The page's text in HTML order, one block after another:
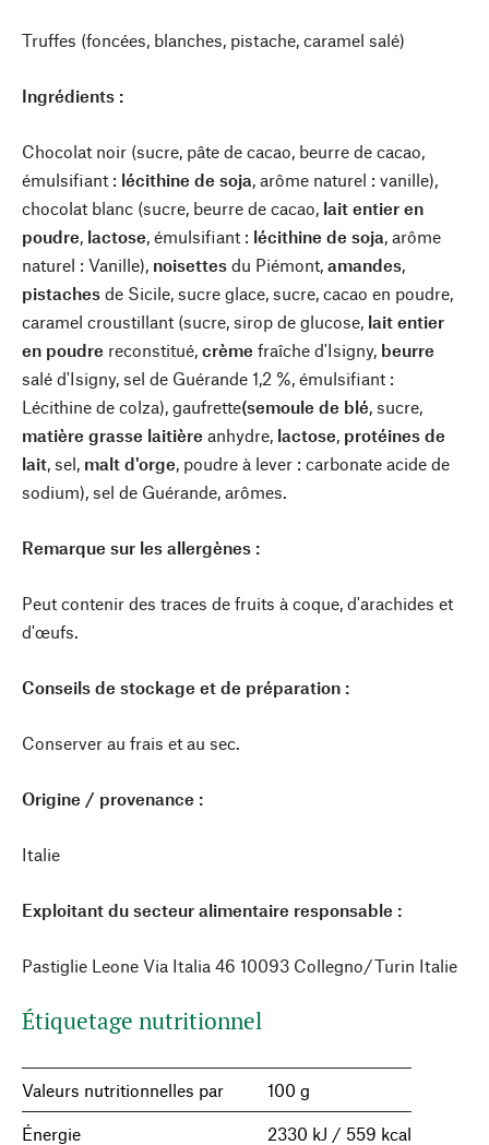
Truffes (foncées, blanches, pistache, caramel salé)
Ingrédients :
Chocolat noir (sucre, pâte de cacao, beurre de cacao,
émulsifiant : lécithine de soja, arôme naturel : vanille),
chocolat blanc (sucre, beurre de cacao, lait entier en
poudre, lactose, émulsifiant : lécithine de soja, arôme
naturel : Vanille), noisettes du Piémont, amandes,
pistaches de Sicile, sucre glace, sucre, cacao en poudre,
caramel croustillant (sucre, sirop de glucose, lait entier
en poudre reconstitué, crème fraîche d'Isigny, beurre
salé d'Isigny, sel de Guérande 1,2 %, émulsifiant :
Lécithine de colza), gaufrette(semoule de blé, sucre,
matière grasse laitière anhydre, lactose, protéines de
lait, sel, malt d'orge, poudre à lever : carbonate acide de
sodium), sel de Guérande, arômes.
Remarque sur les allergènes :
Peut contenir des traces de fruits à coque, d'arachides et
d'œufs.
Conseils de stockage et de préparation :
Conserver au frais et au sec.
Origine / provenance :
Italie
Exploitant du secteur alimentaire responsable :
Pastiglie Leone Via Italia 46 10093 Collegno/Turin Italie
Étiquetage nutritionnel
Valeurs nutritionnelles par 100 g
Énergie 2330 kJ / 559 kcal